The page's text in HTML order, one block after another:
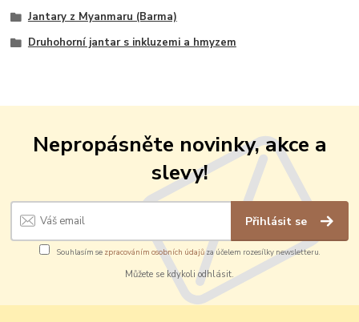
Jantary z Myanmaru (Barma)
Druhohorní jantar s inkluzemi a hmyzem
Nepropásněte novinky, akce a
slevy!
Přihlásit se
Souhlasím se zpracováním osobních údajůza účelem rozesílky newsletteru.
Můžete se kdykoli odhlásit.